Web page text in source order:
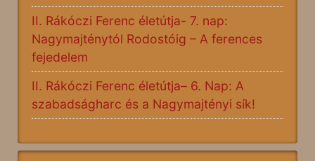
II. Rákóczi Ferenc életútja- 7. nap:
Nagymajténytól Rodostóig – A ferences
fejedelem
II. Rákóczi Ferenc életútja– 6. Nap: A
szabadságharc és a Nagymajtényi sík!